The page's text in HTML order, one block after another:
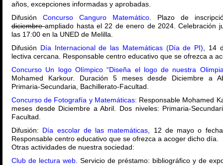
años, excepciones informadas y aprobadas.
Difusión Concurso Canguro Matemático. Plazo de
diciembreampliado hasta el 22 de enero de 2024. Celebración
las 17:00 en la UNED de Melilla.
Difusión
Día Internacional de las Matemáticas (Día de PI), 14
lectiva cercana. Responsable centro educativo que se ofrezca a
Concurso Un logo Olímpico “Diseña el logo de nuestra
Mohamed Karkour. Duración 5 meses desde Diciembre a
Primaria-Secundaria, Bachillerato-Facultad.
Concurso de Fotografía y Matemáticas: Responsable Mohamed
meses desde Diciembre a Abril. Dos niveles: Primaria-
Facultad.
Difusión:
Día escolar de las matemáticas, 12 de mayo o
Responsable centro educativo que se ofrezca a acoger dicho día.
Otras actividades de nuestra sociedad:
Club de lectura web. Servicio de préstamo: bibliográfico y de